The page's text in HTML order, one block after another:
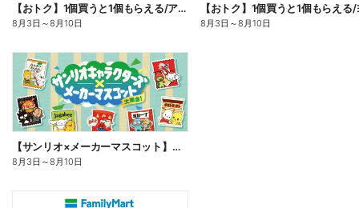
【おトク】1個買うと1個もらえる/アイス
8月3日 ～8月10日 8月3日 ～8月10日
【サンリオ×メーカーマスコット】オリジナルグッズ貰える!
8月3日 ～8月10日